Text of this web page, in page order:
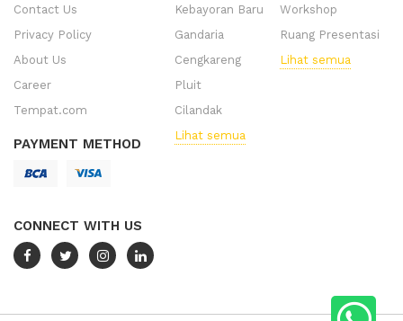
Contact Us
Privacy Policy
About Us
Career
Tempat.com
PAYMENT METHOD
CONNECT WITH US
Kebayoran Baru
Gandaria
Cengkareng
Pluit
Cilandak
Lihat semua
Workshop
Ruang Presentasi
Lihat semua